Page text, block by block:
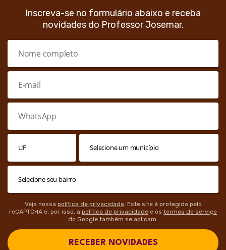
Inscreva-se no formulário abaixo e receba
novidades do Professor Josemar.
Veja nossa política de privacidade. Este site é protegido pelo
reCAPTCHA e, por isso, a política de privacidade e os termos de serviço
do Google também se aplicam.
RECEBER NOVIDADES